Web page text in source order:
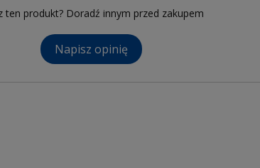
ten produkt? Doradź innym przed zakupem
Napisz opinię